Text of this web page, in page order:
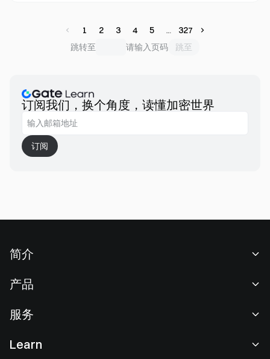
1 2 3 4 5
327
跳转至
请输入页码 跳至
订阅我们，换个角度，读懂加密世界
订阅
简介
新闻中心
产品
现货交易
服务
Learn